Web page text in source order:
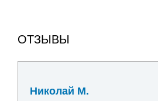
ОТЗЫВЫ
Николай М.